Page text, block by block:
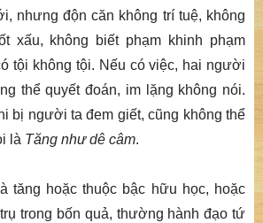
nhưng độn căn không trí tuệ, không
xấu, không biết phạm khinh phạm
tội không tội. Nếu có việc, hai người
thể quyết đoán, im lặng không nói.
bị người ta đem giết, cũng không thể
là Tăng như dê câm.
tăng hoặc thuộc bậc hữu học, hoặc
trong bốn quả, thường hành đạo tứ